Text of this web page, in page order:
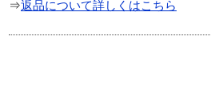
⇒返品について詳しくはこちら